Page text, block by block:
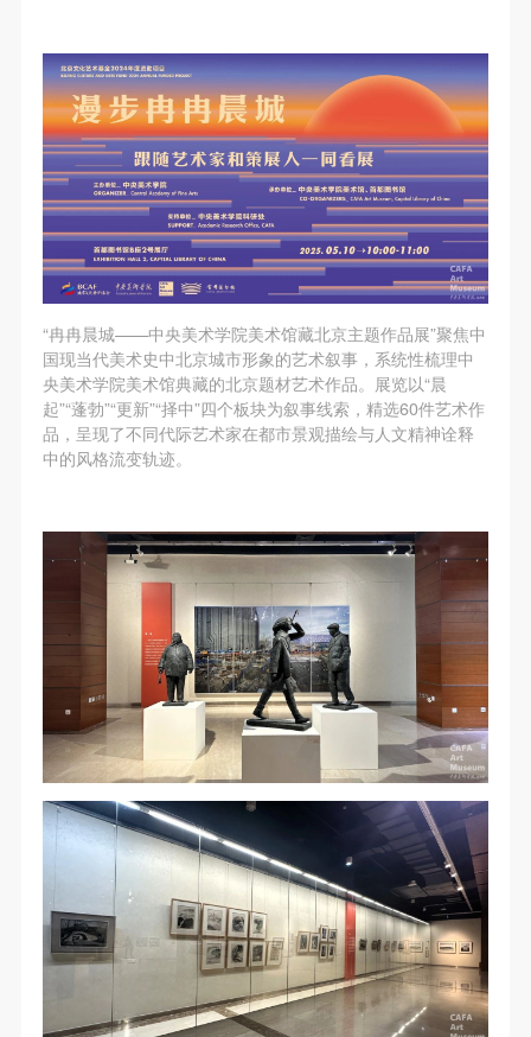
“冉冉晨城——中央美术学院美术馆藏北京主题作品展”聚焦中
国现当代美术史中北京城市形象的艺术叙事，系统性梳理中
央美术学院美术馆典藏的北京题材艺术作品。展览以“晨
起”“蓬勃”“更新”“择中”四个板块为叙事线索，精选60件艺术作
品，呈现了不同代际艺术家在都市景观描绘与人文精神诠释
中的风格流变轨迹。
励参加者自行购买人身安全保险。活动中一旦出现事
故，活动中任何非事故当事人及美术馆将不承担人身
事故的任何责任，但有互相援助的义务。参加活动的
成员应当积极主动的组织实施救援工作，但对事故本
身不承担任何法律责任和经济责任。参加本次活动者
的人身安全不负有民事及相关连带责任。
第五条
参加活动者在此次活动期间应主动遵守美术馆活动秩
序、维护美术馆场地及展示、展览、馆藏艺术作品及
衍生品的安全。活动中一旦因个人原因造成美术馆场
地、空间、艺术品、衍生品等受到不同程度的损失、
破坏。活动中任何非事故当事人及美术馆将不承担相
应的责任与损失，应由参与活动者根据相应的法律条
第六条
参与活动者在参与活动时应当在美术馆工作人员及活
动导师、教师指导下进行，并正确的使用活动中所涉
及到的绘画工具、创作材料及配套设备、设施，若参
与者因个人原因在使用相应绘画工具、创作材料及配
套设备、设施造成个人受伤、伤害他人及造成相应工
具、材料、设备或设施的故障或损坏。参与活动者应
当承当相应的全部责任，并主动赔偿相应的经济损
失。活动中任何非事故当事人及美术馆将不承担人身
事故的任何责任。
中央美术学院美术馆肖像权许可使用协议
根据《中华人民共和国广告法》、《中华人民共和国
民法通则》以及 最高人民法院关于贯彻执行 《中华
人民共和国民法通则》若干问题的意见（试行）>的
有关规定，为明确肖像许可方（甲方）和使用方（乙
励参加者自行购买人身安全保险。活动中一旦出现事
故，活动中任何非事故当事人及美术馆将不承担人身
事故的任何责任，但有互相援助的义务。参加活动的
成员应当积极主动的组织实施救援工作，但对事故本
身不承担任何法律责任和经济责任。参加本次活动者
的人身安全不负有民事及相关连带责任。
第五条
参加活动者在此次活动期间应主动遵守美术馆活动秩
序、维护美术馆场地及展示、展览、馆藏艺术作品及
衍生品的安全。活动中一旦因个人原因造成美术馆场
地、空间、艺术品、衍生品等受到不同程度的损失、
破坏。活动中任何非事故当事人及美术馆将不承担相
应的责任与损失，应由参与活动者根据相应的法律条
第六条
参与活动者在参与活动时应当在美术馆工作人员及活
动导师、教师指导下进行，并正确的使用活动中所涉
及到的绘画工具、创作材料及配套设备、设施，若参
与者因个人原因在使用相应绘画工具、创作材料及配
套设备、设施造成个人受伤、伤害他人及造成相应工
具、材料、设备或设施的故障或损坏。参与活动者应
当承当相应的全部责任，并主动赔偿相应的经济损
失。活动中任何非事故当事人及美术馆将不承担人身
事故的任何责任。
中央美术学院美术馆肖像权许可使用协议
根据《中华人民共和国广告法》、《中华人民共和国
民法通则》以及 最高人民法院关于贯彻执行 《中华
人民共和国民法通则》若干问题的意见（试行）>的
有关规定，为明确肖像许可方（甲方）和使用方（乙
励参加者自行购买人身安全保险。活动中一旦出现事
故，活动中任何非事故当事人及美术馆将不承担人身
事故的任何责任，但有互相援助的义务。参加活动的
成员应当积极主动的组织实施救援工作，但对事故本
身不承担任何法律责任和经济责任。参加本次活动者
的人身安全不负有民事及相关连带责任。
第五条
参加活动者在此次活动期间应主动遵守美术馆活动秩
序、维护美术馆场地及展示、展览、馆藏艺术作品及
衍生品的安全。活动中一旦因个人原因造成美术馆场
地、空间、艺术品、衍生品等受到不同程度的损失、
破坏。活动中任何非事故当事人及美术馆将不承担相
应的责任与损失，应由参与活动者根据相应的法律条
第六条
参与活动者在参与活动时应当在美术馆工作人员及活
动导师、教师指导下进行，并正确的使用活动中所涉
及到的绘画工具、创作材料及配套设备、设施，若参
与者因个人原因在使用相应绘画工具、创作材料及配
套设备、设施造成个人受伤、伤害他人及造成相应工
具、材料、设备或设施的故障或损坏。参与活动者应
当承当相应的全部责任，并主动赔偿相应的经济损
失。活动中任何非事故当事人及美术馆将不承担人身
事故的任何责任。
中央美术学院美术馆肖像权许可使用协议
根据《中华人民共和国广告法》、《中华人民共和国
民法通则》以及 最高人民法院关于贯彻执行 《中华
人民共和国民法通则》若干问题的意见（试行）>的
有关规定，为明确肖像许可方（甲方）和使用方（乙